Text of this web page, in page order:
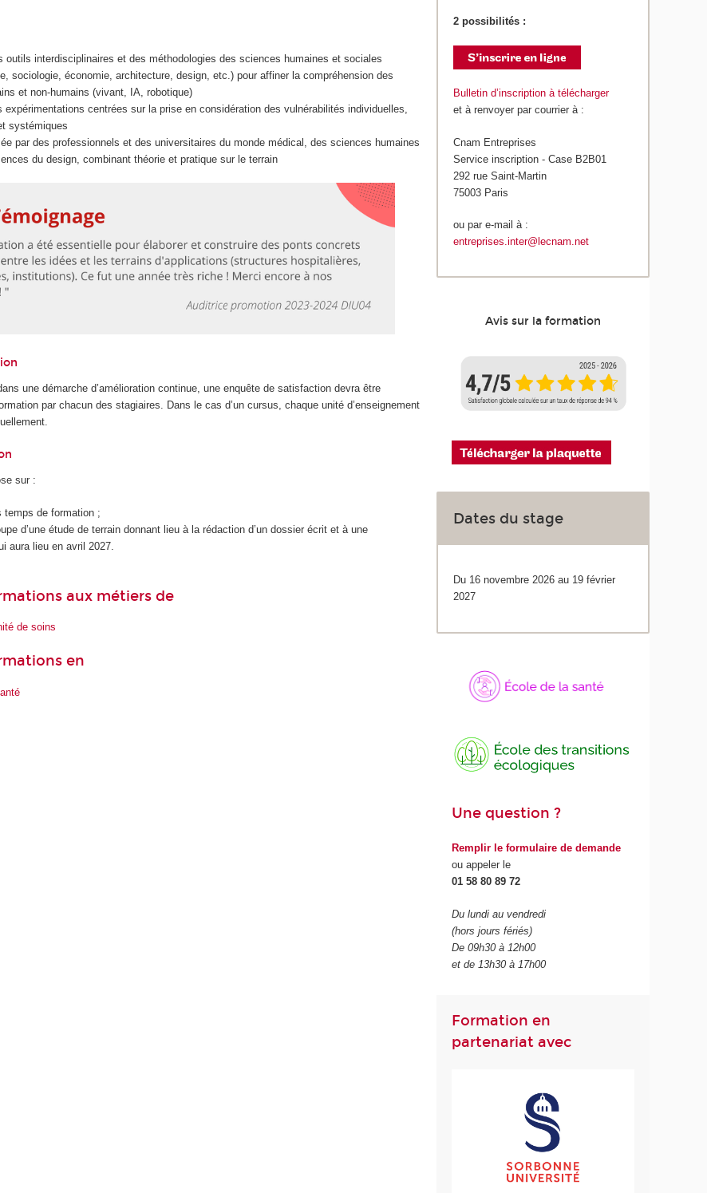
outils interdisciplinaires et des méthodologies des sciences humaines et sociales
sociologie, économie, architecture, design, etc.) pour affiner la compréhension des
et non-humains (vivant, IA, robotique)
expérimentations centrées sur la prise en considération des vulnérabilités individuelles,
systémiques
par des professionnels et des universitaires du monde médical, des sciences humaines
du design, combinant théorie et pratique sur le terrain
une démarche d’amélioration continue, une enquête de satisfaction devra être
par chacun des stagiaires. Dans le cas d’un cursus, chaque unité d’enseignement
sur :
temps de formation ;
d’une étude de terrain donnant lieu à la rédaction d’un dossier écrit et à une
aura lieu en avril 2027.
aux métiers de
de soins
en
2 possibilités :
Bulletin d’inscription à télécharger
et à renvoyer par courrier à :
Cnam Entreprises
Service inscription - Case B2B01
292 rue Saint-Martin
75003 Paris
ou par e-mail à :
entreprises.inter@lecnam.net
Avis sur la formation
Dates du stage
Du 16 novembre 2026 au 19 février
2027
Une question ?
Remplir le formulaire de demande
ou appeler le
01 58 80 89 72
Du lundi au vendredi
(hors jours fériés)
De 09h30 à 12h00
et de 13h30 à 17h00
Formation en
partenariat avec